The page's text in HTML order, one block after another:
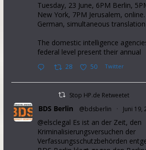
Tuesday, 23 June, 6PM Berlin,
New York, 7PM Jerusalem,
German, simultaneous
The domestic intelligence
federal level present their annual
28 50 Twitter
Stop HP.de Retweetet
BDS Berlin @bdsberlin · Juni 19,
@elsclegal Es ist an der Zeit, den
Kriminalisierungsversuchen der
Verfassungsschutzbehörden